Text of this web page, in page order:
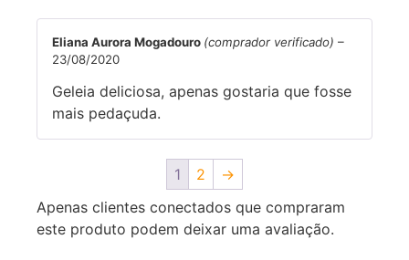
Eliana Aurora Mogadouro (comprador verificado) –
23/08/2020
Geleia deliciosa, apenas gostaria que fosse
mais pedaçuda.
1 2
→
Apenas clientes conectados que compraram
este produto podem deixar uma avaliação.